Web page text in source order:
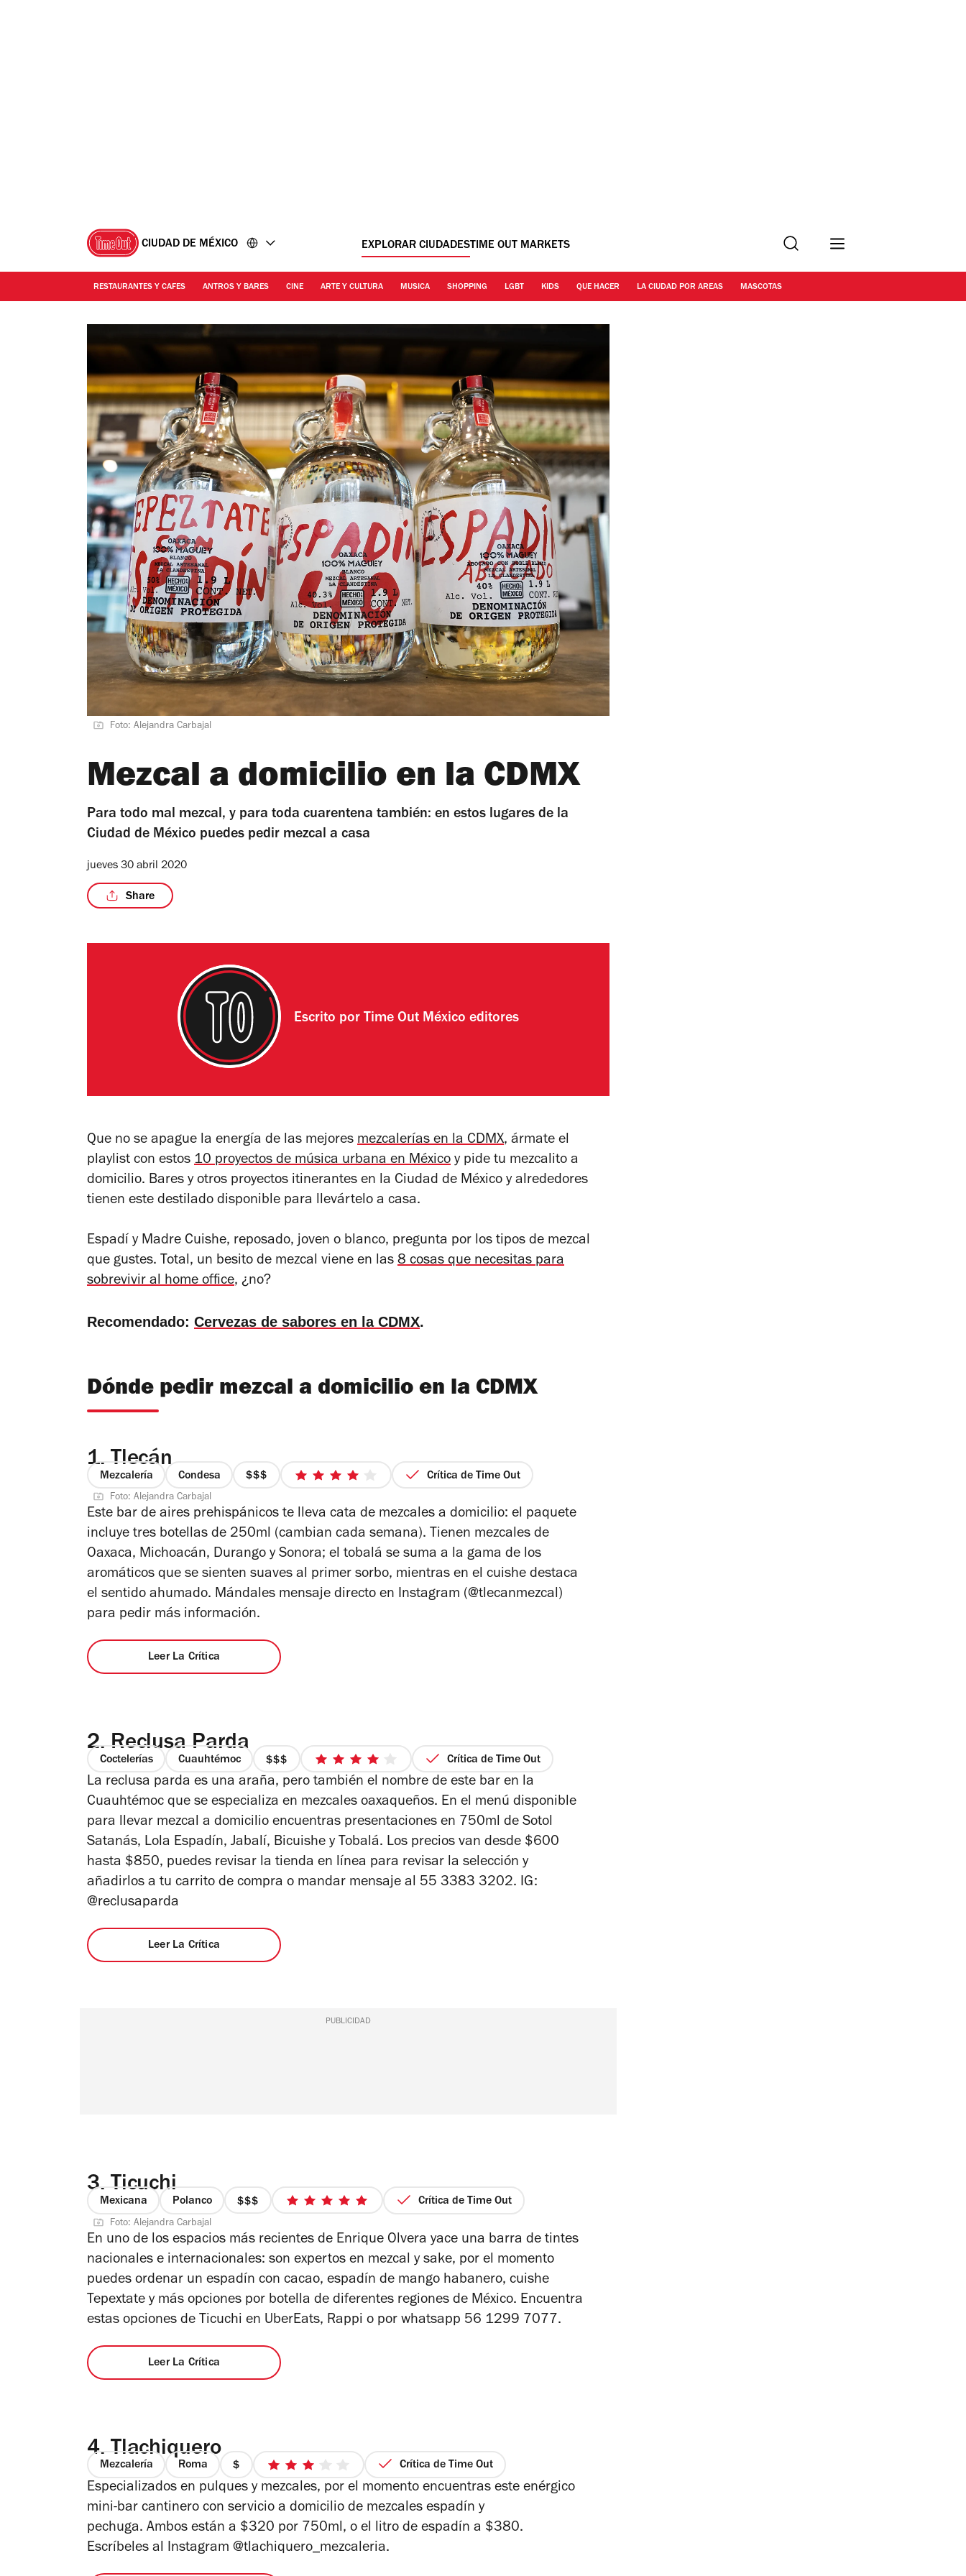
CIUDAD DE MÉXICO EXPLORAR CIUDADESTIME OUT MARKETS Buscar
RESTAURANTES Y CAFES ANTROS Y BARES CINE ARTE Y CULTURA MUSICA SHOPPING LGBT KIDS QUE HACER LA CIUDAD POR AREAS MASCOTAS
Foto: Alejandra Carbajal
Mezcal a domicilio en la CDMX
Para todo mal mezcal, y para toda cuarentena también: en estos lugares de la
Ciudad de México puedes pedir mezcal a casa
jueves 30 abril 2020
Share
Escrito por Time Out México editores
Que no se apague la energía de las mejores mezcalerías en la CDMX, ármate el
playlist con estos 10 proyectos de música urbana en México y pide tu mezcalito a
domicilio. Bares y otros proyectos itinerantes en la Ciudad de México y alrededores
tienen este destilado disponible para llevártelo a casa.
Espadí y Madre Cuishe, reposado, joven o blanco, pregunta por los tipos de mezcal
que gustes. Total, un besito de mezcal viene en las 8 cosas que necesitas para
sobrevivir al home office, ¿no?
Recomendado: Cervezas de sabores en la CDMX.
Dónde pedir mezcal a domicilio en la CDMX
1. Tlecán
Mezcalería Condesa
precio
de
4
4
5
estrellas
Crítica de Time Out
Foto: Alejandra Carbajal
Este bar de aires prehispánicos te lleva cata de mezcales a domicilio: el paquete
incluye tres botellas de 250ml (cambian cada semana). Tienen mezcales de
Oaxaca, Michoacán, Durango y Sonora; el tobalá se suma a la gama de los
aromáticos que se sienten suaves al primer sorbo, mientras en el cuishe destaca
el sentido ahumado. Mándales mensaje directo en Instagram (@tlecanmezcal)
para pedir más información.
Leer La Crítica
2. Reclusa Parda
Coctelerías Cuauhtémoc
precio
3
de
4
4
de
5
estrellas
Crítica de Time Out
La reclusa parda es una araña, pero también el nombre de este bar en la
Cuauhtémoc que se especializa en mezcales oaxaqueños. En el menú disponible
para llevar mezcal a domicilio encuentras presentaciones en 750ml de Sotol
Satanás, Lola Espadín, Jabalí, Bicuishe y Tobalá. Los precios van desde $600
hasta $850, puedes revisar la tienda en línea para revisar la selección y
añadirlos a tu carrito de compra o mandar mensaje al 55 3383 3202. IG:
@reclusaparda
Leer La Crítica
PUBLICIDAD
3. Ticuchi
Mexicana Polanco
precio
de
4
5
5
estrellas
Crítica de Time Out
Foto: Alejandra Carbajal
En uno de los espacios más recientes de Enrique Olvera yace una barra de tintes
nacionales e internacionales: son expertos en mezcal y sake, por el momento
puedes ordenar un espadín con cacao, espadín de mango habanero, cuishe
Tepextate y más opciones por botella de diferentes regiones de México. Encuentra
estas opciones de Ticuchi en UberEats, Rappi o por whatsapp 56 1299 7077.
Leer La Crítica
4. Tlachiquero
Mezcalería Roma
precio
1
de
4
3
de
5
estrellas
Crítica de Time Out
Especializados en pulques y mezcales, por el momento encuentras este enérgico
mini-bar cantinero con servicio a domicilio de mezcales espadín y
pechuga. Ambos están a $320 por 750ml, o el litro de espadín a $380.
Escríbeles al Instagram @tlachiquero_mezcaleria.